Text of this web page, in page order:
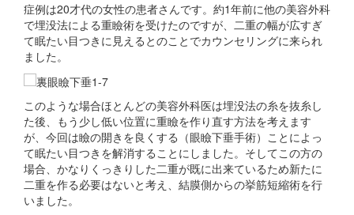
症例は20才代の女性の患者さんです。約1年前に他の美容外科
で埋没法による重瞼術を受けたのですが、二重の幅が広すぎ
て眠たい目つきに見えるとのことでカウンセリングに来られ
ました。
このような場合ほとんどの美容外科医は埋没法の糸を抜糸し
た後、もう少し低い位置に重瞼を作り直す方法を考えます
が、今回は瞼の開きを良くする（眼瞼下垂手術）ことによっ
て眠たい目つきを解消することにしました。そしてこの方の
場合、かなりくっきりした二重が既に出来ているため新たに
二重を作る必要はないと考え、結膜側からの挙筋短縮術を行
いました。